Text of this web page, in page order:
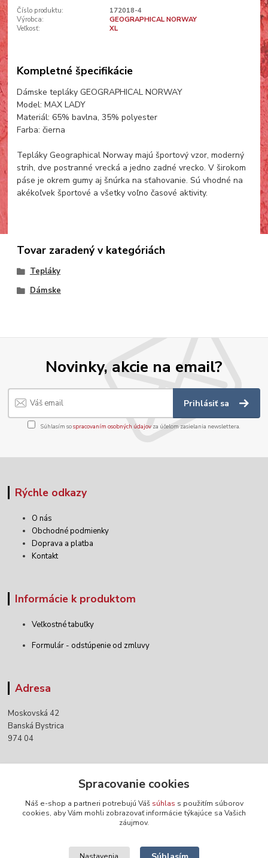
Číslo produktu:
172018-4
Výrobca:
GEOGRAPHICAL NORWAY
Veľkosť:
XL
Kompletné špecifikácie
Dámske tepláky GEOGRAPHICAL NORWAY
Model: MAX LADY
Materiál: 65% bavlna, 35% polyester
Farba: čierna
Tepláky Geographical Norway majú športový vzor, moderný
strih, dve postranné vrecká a jedno zadné vrecko. V širokom
páse je okrem gumy aj šnúrka na sťahovanie. Sú vhodné na
akékoľvek športové a všetky voľno časové aktivity.
Tovar zaradený v kategóriách
Tepláky
Dámske
Novinky, akcie na email?
Prihlásiť sa
Súhlasím sospracovaním osobných údajov za účelom zasielania newslettera.
Rýchle odkazy
O nás
Obchodné podmienky
Doprava a platba
Kontakt
Informácie k produktom
Veľkostné tabuľky
Formulár - odstúpenie od zmluvy
Adresa
Moskovská 42
Banská Bystrica
974 04
+421 903 152 158
Spracovanie cookies
Náš e-shop a partneri potrebujú Váš súhlas s použitím súborov
cookies, aby Vám mohli zobrazovať informácie týkajúce sa Vašich
záujmov.